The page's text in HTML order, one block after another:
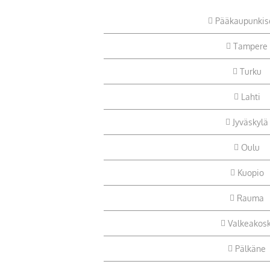
Tampere
Turku
Lahti
Jyväskylä
Oulu
Kuopio
Rauma
Pälkäne